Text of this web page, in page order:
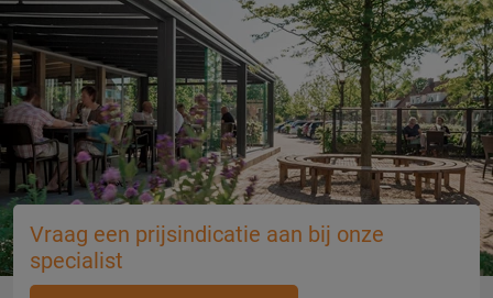
Vraag een prijsindicatie aan bij onze
specialist